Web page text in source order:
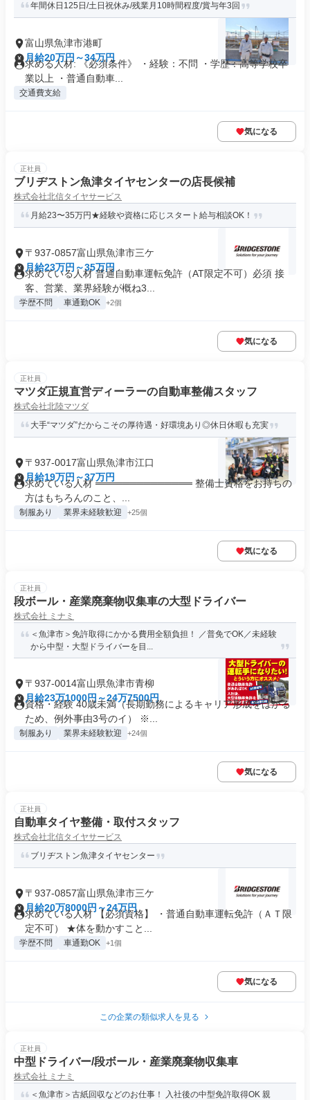
年間休日125日/土日祝休み/残業月10時間程度/賞与年3回
富山県魚津市港町
月給20万円～34万円
求める人材: 《必須条件》 ・経験：不問 ・学歴：高等学校卒
業以上 ・普通自動車...
交通費支給
気になる
正社員
ブリヂストン魚津タイヤセンターの店長候補
株式会社北信タイヤサービス
月給23〜35万円★経験や資格に応じスタート給与相談OK！
〒937-0857富山県魚津市三ケ
月給23万円～35万円
求めている人材 普通自動車運転免許（AT限定不可）必須 接
客、営業、業界経験が概ね3...
学歴不問 車通勤OK +2個
気になる
正社員
マツダ正規直営ディーラーの自動車整備スタッフ
株式会社北陸マツダ
大手“マツダ”だからこその厚待遇・好環境あり◎休日休暇も充実
〒937-0017富山県魚津市江口
月給19万円～37万円
求めている人材 ══════════════ 整備士資格をお持ちの
方はもちろんのこと、...
制服あり 業界未経験歓迎 +25個
気になる
正社員
段ボール・産業廃棄物収集車の大型ドライバー
株式会社 ミナミ
＜魚津市＞免許取得にかかる費用全額負担！ ／普免でOK／未経験
から中型・大型ドライバーを目...
〒937-0014富山県魚津市青柳
月給23万1000円～24万7500円
資格・経験 40歳未満（長期勤務によるキャリア形成をはかる
ため、例外事由3号のイ） ※...
制服あり 業界未経験歓迎 +24個
気になる
正社員
自動車タイヤ整備・取付スタッフ
株式会社北信タイヤサービス
ブリヂストン魚津タイヤセンター
〒937-0857富山県魚津市三ケ
月給20万8000円～24万円
求めている人材 【必須資格】 ・普通自動車運転免許（ＡＴ限
定不可） ★体を動かすこと...
学歴不問 車通勤OK +1個
気になる
この企業の類似求人を見る
正社員
中型ドライバー/段ボール・産業廃棄物収集車
株式会社 ミナミ
＜魚津市＞古紙回収などのお仕事！ 入社後の中型免許取得OK 親